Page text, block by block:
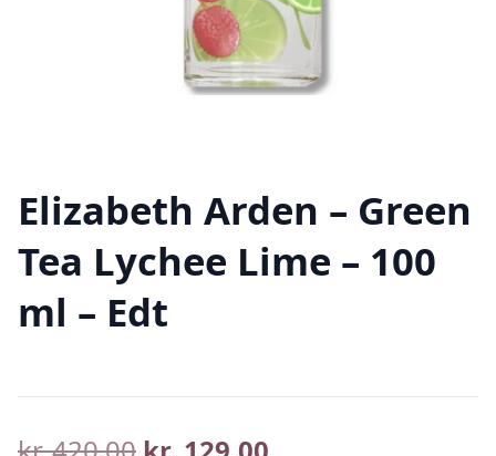
Elizabeth Arden – Green
Tea Lychee Lime – 100
ml – Edt
Den